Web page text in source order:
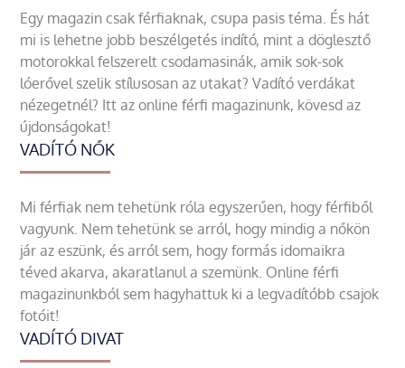
Egy magazin csak férfiaknak, csupa pasis téma. És hát
mi is lehetne jobb beszélgetés indító, mint a döglesztő
motorokkal felszerelt csodamasinák, amik sok-sok
lóerővel szelik stílusosan az utakat? Vadító verdákat
nézegetnél? Itt az online férfi magazinunk, kövesd az
újdonságokat!
VADÍTÓ NŐK
Mi férfiak nem tehetünk róla egyszerűen, hogy férfiből
vagyunk. Nem tehetünk se arról, hogy mindig a nőkön
jár az eszünk, és arról sem, hogy formás idomaikra
téved akarva, akaratlanul a szemünk. Online férfi
magazinunkból sem hagyhattuk ki a legvadítóbb csajok
fotóit!
VADÍTÓ DIVAT